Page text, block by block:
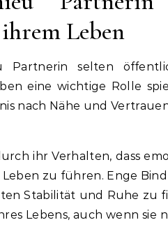
Leben
Partnerin selten
eine wichtige Rolle
nach Nähe und
ihr Verhalten, dass
Leben zu führen. Enge
Stabilität und Ruhe zu
Lebens, auch wenn sie